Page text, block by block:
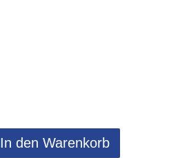
In den Warenkorb